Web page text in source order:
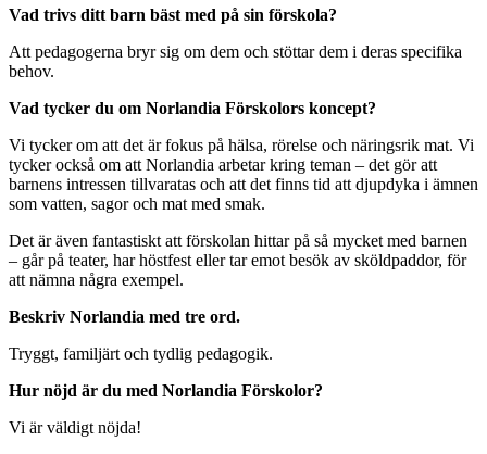
Vad trivs ditt barn bäst med på sin förskola?
Att pedagogerna bryr sig om dem och stöttar dem i deras specifika
behov.
Vad tycker du om Norlandia Förskolors koncept?
Vi tycker om att det är fokus på hälsa, rörelse och näringsrik mat. Vi
tycker också om att Norlandia arbetar kring teman – det gör att
barnens intressen tillvaratas och att det finns tid att djupdyka i ämnen
som vatten, sagor och mat med smak.
Det är även fantastiskt att förskolan hittar på så mycket med barnen
– går på teater, har höstfest eller tar emot besök av sköldpaddor, för
att nämna några exempel.
Beskriv Norlandia med tre ord.
Tryggt, familjärt och tydlig pedagogik.
Hur nöjd är du med Norlandia Förskolor?
Vi är väldigt nöjda!